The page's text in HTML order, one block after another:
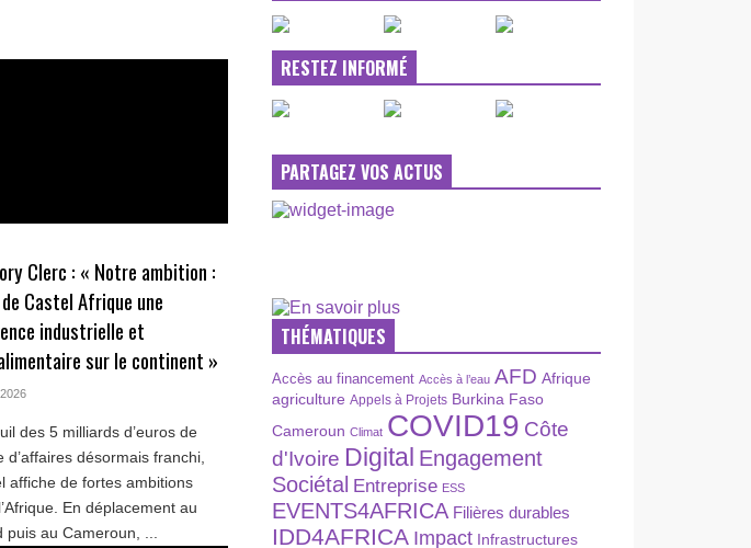
Clerc : « Notre ambition :
Castel Afrique une
industrielle et
sur le continent »
des 5 milliards d’euros de
d’affaires désormais franchi,
affiche de fortes ambitions
En déplacement au
puis au Cameroun, ...
RESTEZ INFORMÉ
PARTAGEZ VOS ACTUS
THÉMATIQUES
Accès au financement Accès à l’eau AFD Afrique
agriculture Appels à Projets Burkina Faso
Cameroun Climat COVID19 Côte
d'Ivoire Digital Engagement
Sociétal Entreprise ESS
EVENTS4AFRICA Filières durables
IDD4AFRICA Impact Infrastructures